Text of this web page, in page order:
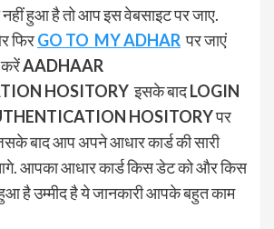
नहीं हुआ है तो आप इस वेबसाइट पर जाए.
फिरGO TO MY ADHAR पर जाएं
करेंAADHAAR
HOSITORY इसके बादLOGIN
HOSITORYपर
बाद आप अपने आधार कार्ड की सारी
आपका आधार कार्ड किस डेट को और किस
है उम्मीद है ये जानकारी आपके बहुत काम